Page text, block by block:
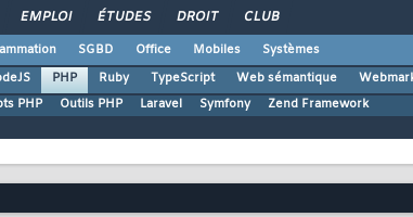
EMPLOI ÉTUDES DROIT CLUB
SGBD Office Mobiles
Systèmes
PHP Ruby TypeScript Web sémantique
PHP Outils PHP Laravel Symfony Zend Framework